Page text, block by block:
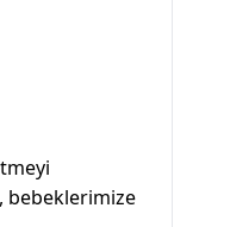
bebeklerimize